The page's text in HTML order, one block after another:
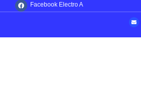
Facebook Electro A